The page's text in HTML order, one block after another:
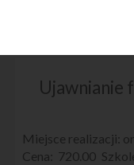
Ujawnianie
720.00